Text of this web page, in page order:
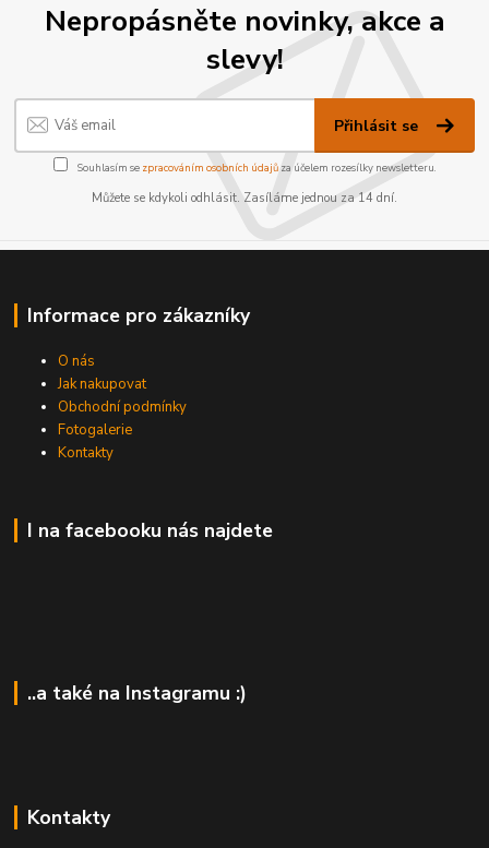
Nepropásněte novinky, akce a
slevy!
Přihlásit se
Souhlasím se zpracováním osobních údajůza účelem rozesílky newsletteru.
Můžete se kdykoli odhlásit. Zasíláme jednou za 14 dní.
Informace pro zákazníky
O nás
Jak nakupovat
Obchodní podmínky
Fotogalerie
Kontakty
I na facebooku nás najdete
..a také na Instagramu :)
Kontakty